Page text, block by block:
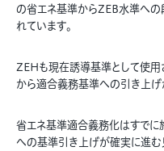
の省エネ基準からZEB水準へ
れています。
ZEHも現在誘導基準として使
から適合義務基準への引き上げ
省エネ基準適合義務化はすでに
への基準引き上げが確実に進む